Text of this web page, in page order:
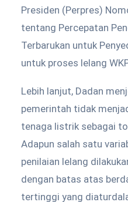
Presiden (Perpres)
tentang Percepatan
Terbarukan untuk
untuk proses lelang
Lebih lanjut, Dadan
pemerintah tidak
tenaga listrik sebagai
Adapun salah satu
penilaian lelang
dengan batas atas
tertinggi yang